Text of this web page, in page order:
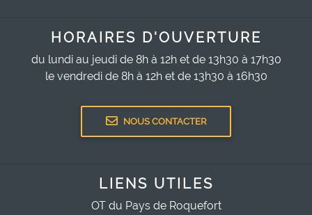
HORAIRES D'OUVERTURE
du lundi au jeudi de 8h à 12h et de 13h30 à 17h30
le vendredi de 8h à 12h et de 13h30 à 16h30
NOUS CONTACTER
LIENS UTILES
OT du Pays de Roquefort